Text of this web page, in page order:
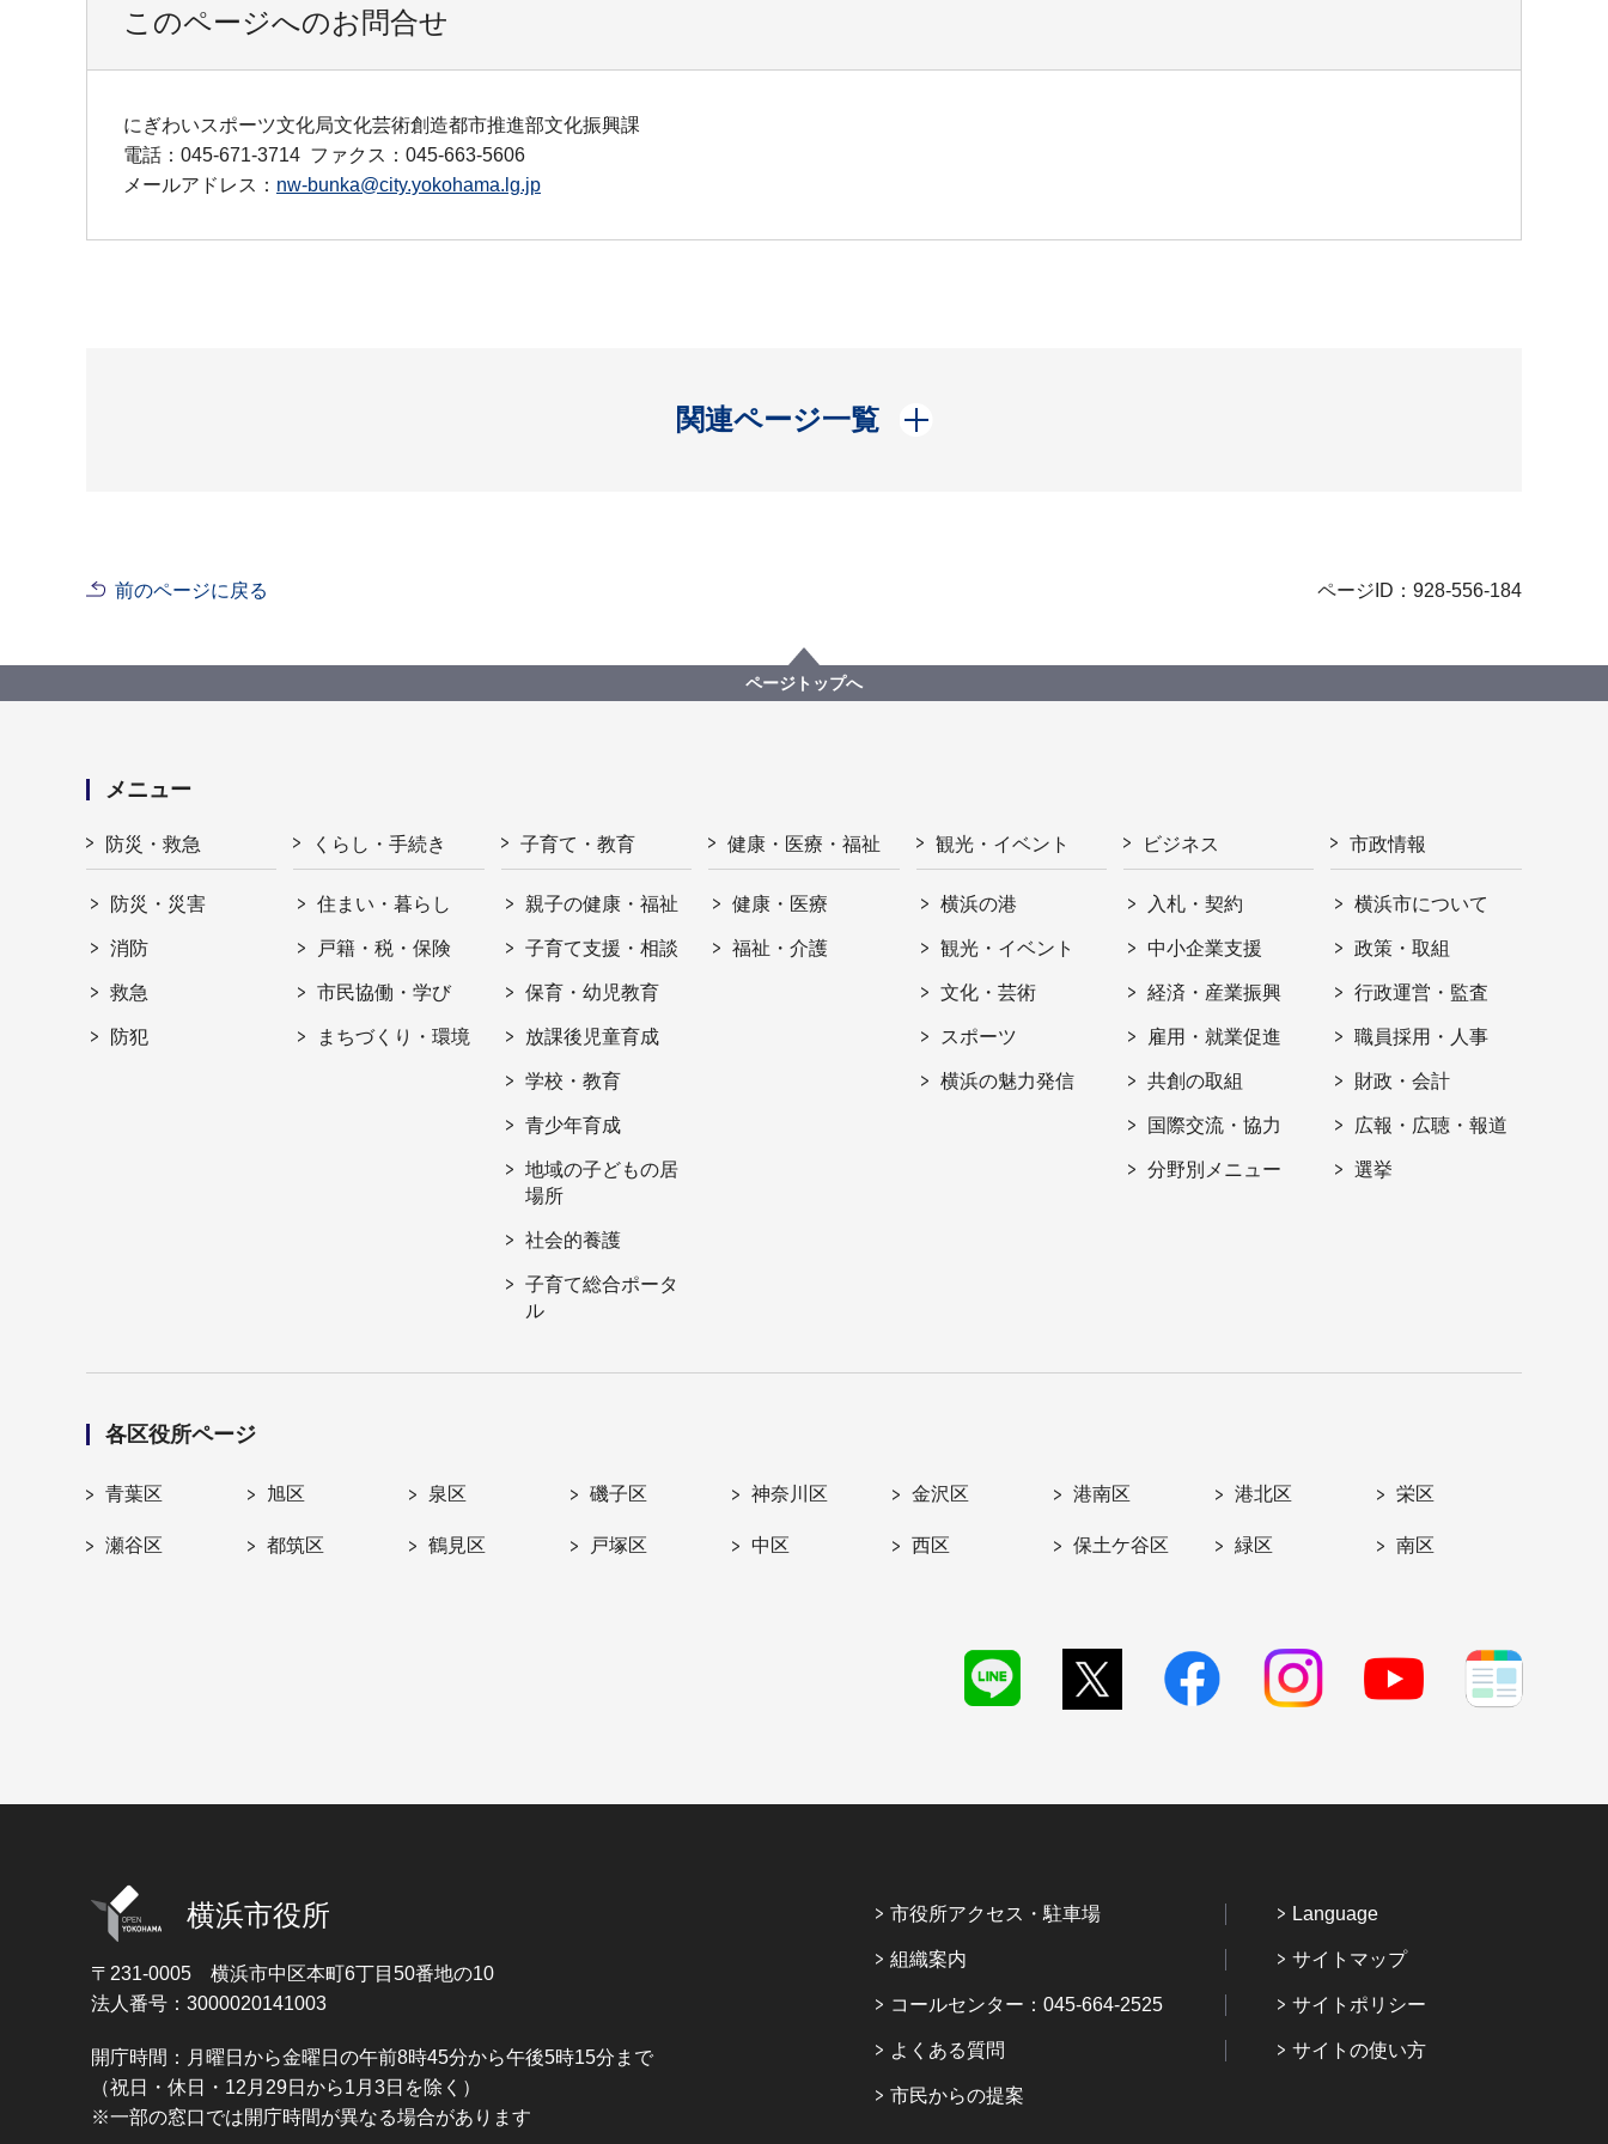
このページへのお問合せ
にぎわいスポーツ文化局文化芸術創造都市推進部文化振興課
電話：045-671-3714 ファクス：045-663-5606
メールアドレス： nw-bunka@city.yokohama.lg.jp
関連ページ一覧
開く
前のページに戻る ページID：928-556-184
ページトップへ
メニュー
防災・救急
防災・災害
消防
救急
防犯
くらし・手続き
住まい・暮らし
戸籍・税・保険
市民協働・学び
まちづくり・環境
子育て・教育
親子の健康・福祉
子育て支援・相談
保育・幼児教育
放課後児童育成
学校・教育
青少年育成
地域の子どもの居
場所
社会的養護
子育て総合ポータ
ル
健康・医療・福祉
健康・医療
福祉・介護
観光・イベント
横浜の港
観光・イベント
文化・芸術
スポーツ
横浜の魅力発信
ビジネス
入札・契約
中小企業支援
経済・産業振興
雇用・就業促進
共創の取組
国際交流・協力
分野別メニュー
市政情報
横浜市について
政策・取組
行政運営・監査
職員採用・人事
財政・会計
広報・広聴・報道
選挙
各区役所ページ
青葉区 旭区 泉区 磯子区 神奈川区 金沢区 港南区 港北区 栄区
瀬谷区 都筑区 鶴見区 戸塚区 中区 西区 保土ケ谷区 緑区 南区
横浜市役所
〒231-0005 横浜市中区本町6丁目50番地の10
法人番号：3000020141003
開庁時間：月曜日から金曜日の午前8時45分から午後5時15分まで
（祝日・休日・12月29日から1月3日を除く）
※一部の窓口では開庁時間が異なる場合があります
市役所アクセス・駐車場
組織案内
コールセンター：045-664-2525
よくある質問
市民からの提案
Language
サイトマップ
サイトポリシー
サイトの使い方